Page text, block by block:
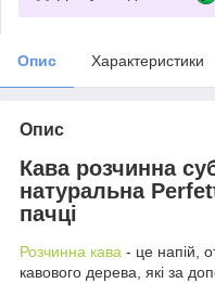
Опис Характеристики
Опис
Кава розчинна
натуральна
пачці
Розчинна кава - це напій,
кавового дерева, які за